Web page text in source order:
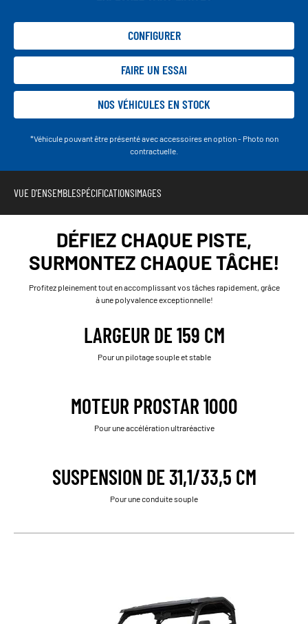
CONFIGURER
FAIRE UN ESSAI
NOS VÉHICULES EN STOCK
*Véhicule pouvant être présenté avec accessoires en option - Photo non
contractuelle.
VUE D'ENSEMBLESPÉCIFICATIONSIMAGES
DÉFIEZ CHAQUE PISTE,
SURMONTEZ CHAQUE TÂCHE!
Profitez pleinement tout en accomplissant vos tâches rapidement, grâce
à une polyvalence exceptionnelle!
LARGEUR DE 159 CM
Pour un pilotage souple et stable
MOTEUR PROSTAR 1000
Pour une accélération ultraréactive
SUSPENSION DE 31,1/33,5 CM
Pour une conduite souple